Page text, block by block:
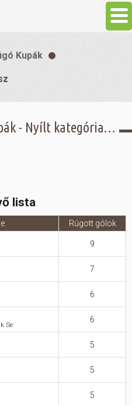
Kupák
Kispályás Labdarúgó Kupák - Nyílt kategória - Alapszakasz - Góllövő lista
lista
Rúgott gólok
9
7
6
Se
6
5
5
5